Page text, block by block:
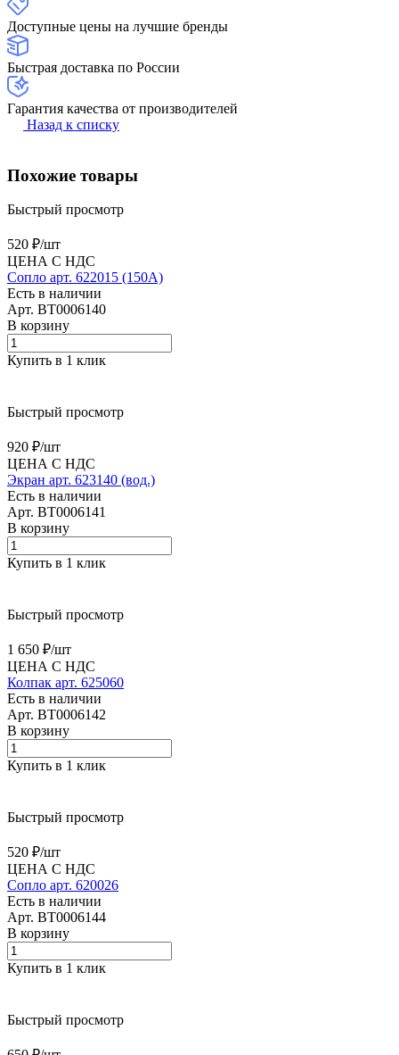
Доступные цены на лучшие бренды
Быстрая доставка по России
Гарантия качества от производителей
Назад к списку
Похожие товары
Быстрый просмотр
520 ₽/шт
ЦЕНА С НДС
Сопло арт. 622015 (150А)
Есть в наличии
Арт. BT0006140
В корзину
Купить в 1 клик
Быстрый просмотр
920 ₽/шт
ЦЕНА С НДС
Экран арт. 623140 (вод.)
Есть в наличии
Арт. BT0006141
В корзину
Купить в 1 клик
Быстрый просмотр
1 650 ₽/шт
ЦЕНА С НДС
Колпак арт. 625060
Есть в наличии
Арт. BT0006142
В корзину
Купить в 1 клик
Быстрый просмотр
520 ₽/шт
ЦЕНА С НДС
Сопло арт. 620026
Есть в наличии
Арт. BT0006144
В корзину
Купить в 1 клик
Быстрый просмотр